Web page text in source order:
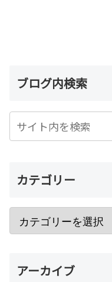
ブログ内検索
カテゴリー
アーカイブ